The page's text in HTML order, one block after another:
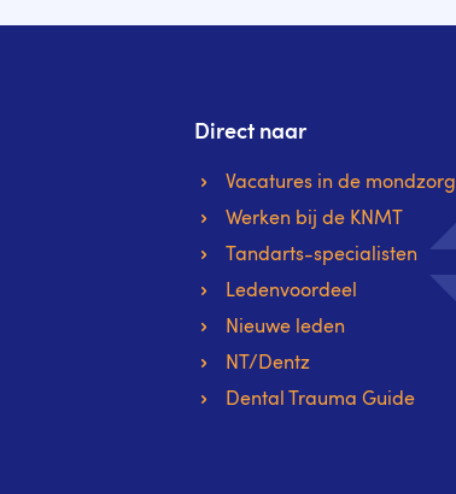
Direct naar
Vacatures in de mondzorg
Werken bij de KNMT
Tandarts-specialisten
Ledenvoordeel
Nieuwe leden
NT/Dentz
Dental Trauma Guide